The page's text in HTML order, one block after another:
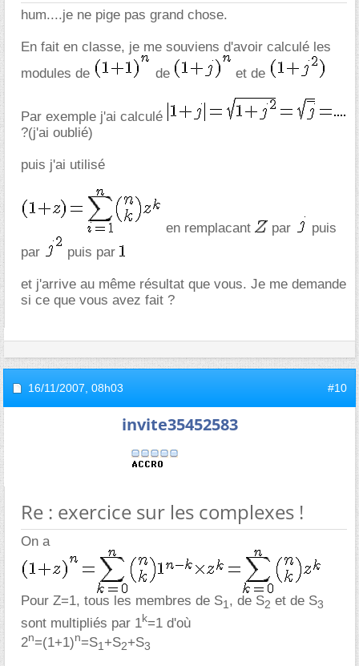
hum....je ne pige pas grand chose.
En fait en classe, je me souviens d'avoir calculé les
modules de
de et de
Par exemple j'ai calculé
?(j'ai oublié)
puis j'ai utilisé
en remplacant par
puis
par
puis par
et j'arrive au même résultat que vous. Je me demande
si ce que vous avez fait ?
16/11/2007, 08h03 #10
invite35452583
Re : exercice sur les complexes !
On a
Pour Z=1, tous les membres de S1, de S2 et de S3
sont multipliés par 1k=1 d'où
2n=(1+1)n=S1+S2+S3